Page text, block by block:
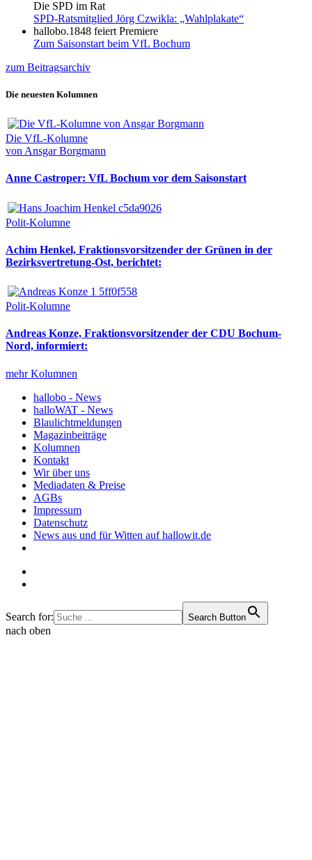
Die SPD im Rat
SPD-Ratsmitglied Jörg Czwikla: „Wahlplakate“
hallobo.1848 feiert Premiere
Zum Saisonstart beim VfL Bochum
zum Beitragsarchiv
Die neuesten Kolumnen
Die VfL-Kolumne
von Ansgar Borgmann
Anne Castroper: VfL Bochum vor dem Saisonstart
Polit-Kolumne
Achim Henkel, Fraktionsvorsitzender der Grünen in der
Bezirksvertretung-Ost, berichtet:
Polit-Kolumne
Andreas Konze, Fraktionsvorsitzender der CDU Bochum-
Nord, informiert:
mehr Kolumnen
hallobo - News
halloWAT - News
Blaulichtmeldungen
Magazinbeiträge
Kolumnen
Kontakt
Wir über uns
Mediadaten & Preise
AGBs
Impressum
Datenschutz
News aus und für Witten auf hallowit.de
Search for: Search Button
nach oben